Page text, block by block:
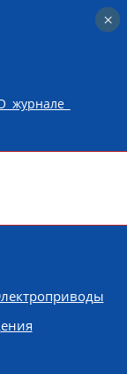
журнале
×
×